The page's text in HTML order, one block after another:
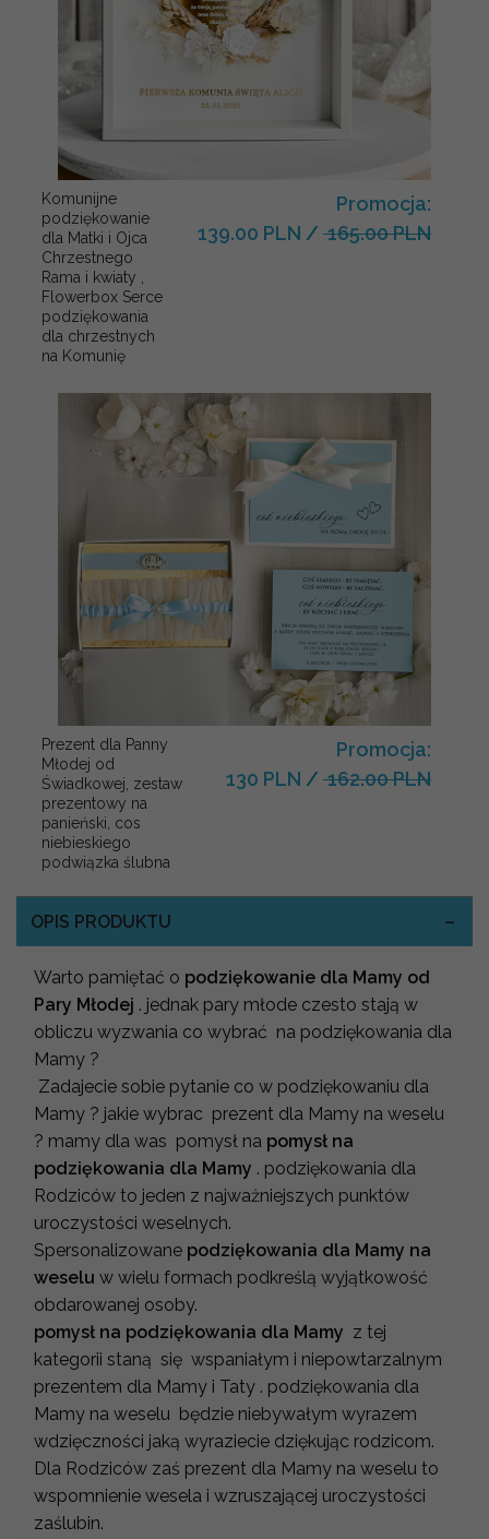
Komunijne
podziękowanie
dla Matki i Ojca
Chrzestnego
Rama i kwiaty ,
Flowerbox Serce
podziękowania
dla chrzestnych
na Komunię
Promocja:
139.00 PLN / 165.00 PLN
Prezent dla Panny
Młodej od
Świadkowej, zestaw
prezentowy na
panieński, cos
niebieskiego
podwiązka ślubna
Promocja:
130 PLN / 162.00 PLN
OPIS PRODUKTU
Warto pamiętać o podziękowanie dla Mamy od
Pary Młodej . jednak pary młode czesto stają w
obliczu wyzwania co wybrać na podziękowania dla
Mamy ?
Zadajecie sobie pytanie co w podziękowaniu dla
Mamy ? jakie wybrac prezent dla Mamy na weselu
? mamy dla was pomysł na pomysł na
podziękowania dla Mamy . podziękowania dla
Rodziców to jeden z najważniejszych punktów
uroczystości weselnych.
Spersonalizowane podziękowania dla Mamy na
weselu w wielu formach podkreślą wyjątkowość
obdarowanej osoby.
pomysł na podziękowania dla Mamy z tej
kategorii staną się wspaniałym i niepowtarzalnym
prezentem dla Mamy i Taty . podziękowania dla
Mamy na weselu będzie niebywałym wyrazem
wdzięczności jaką wyraziecie dziękując rodzicom.
Dla Rodziców zaś prezent dla Mamy na weselu to
wspomnienie wesela i wzruszającej uroczystości
zaślubin.